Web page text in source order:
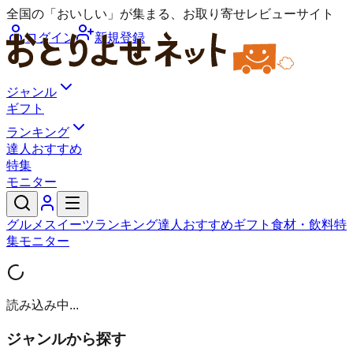
全国の「おいしい」が集まる、お取り寄せレビューサイト
ログイン
新規登録
ジャンル
ギフト
ランキング
達人おすすめ
特集
モニター
グルメ スイーツランキング達人おすすめギフト 食材・飲料特
集モニター
読み込み中...
ジャンルから探す